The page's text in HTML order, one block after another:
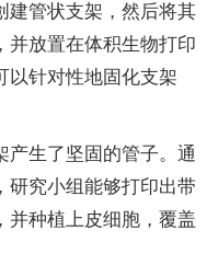
建管状支架，然后将其
并放置在体积生物打印
以针对性地固化支架
产生了坚固的管子。通
研究小组能够打印出带
并种植上皮细胞，覆盖